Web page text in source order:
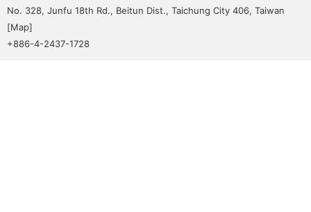
No. 328, Junfu 18th Rd., Beitun Dist., Taichung City 406, Taiwan
[Map]
+886-4-2437-1728